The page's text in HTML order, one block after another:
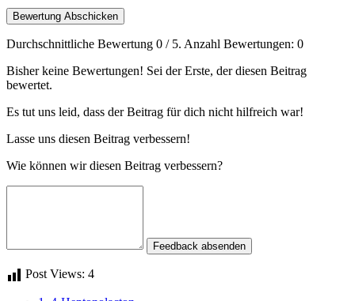
Bewertung Abschicken
Durchschnittliche Bewertung 0 / 5. Anzahl Bewertungen: 0
Bisher keine Bewertungen! Sei der Erste, der diesen Beitrag
bewertet.
Es tut uns leid, dass der Beitrag für dich nicht hilfreich war!
Lasse uns diesen Beitrag verbessern!
Wie können wir diesen Beitrag verbessern?
Feedback absenden
Post Views: 4